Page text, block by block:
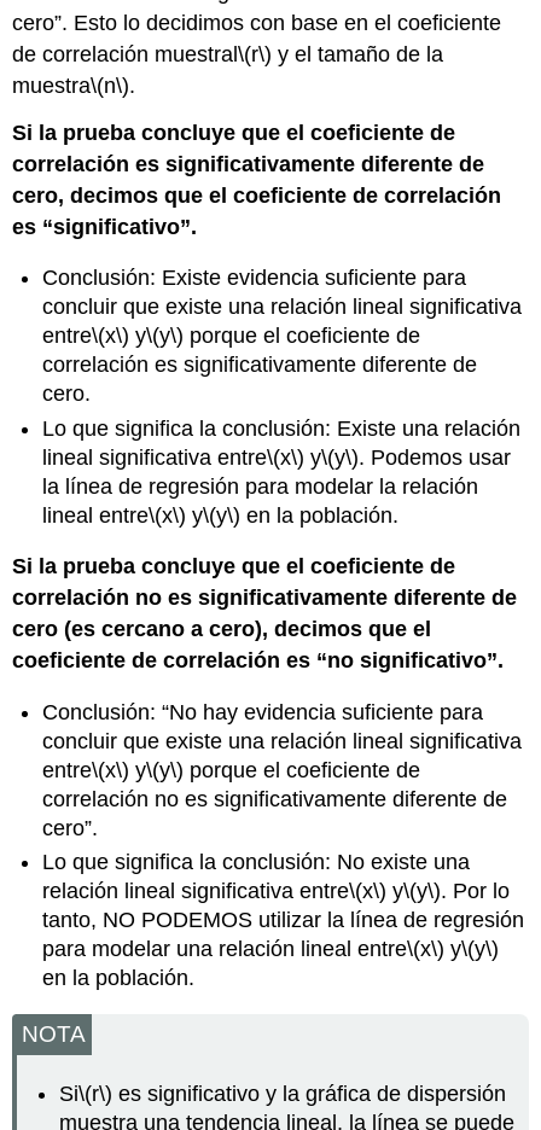
cero”. Esto lo decidimos con base en el coeficiente
de correlación muestral\(r\) y el tamaño de la
muestra\(n\).
Si la prueba concluye que el coeficiente de
correlación es significativamente diferente de
cero, decimos que el coeficiente de correlación
es “significativo”.
Conclusión: Existe evidencia suficiente para
concluir que existe una relación lineal significativa
entre\(x\) y\(y\) porque el coeficiente de
correlación es significativamente diferente de
cero.
Lo que significa la conclusión: Existe una relación
lineal significativa entre\(x\) y\(y\). Podemos usar
la línea de regresión para modelar la relación
lineal entre\(x\) y\(y\) en la población.
Si la prueba concluye que el coeficiente de
correlación no es significativamente diferente de
cero (es cercano a cero), decimos que el
coeficiente de correlación es “no significativo”.
Conclusión: “No hay evidencia suficiente para
concluir que existe una relación lineal significativa
entre\(x\) y\(y\) porque el coeficiente de
correlación no es significativamente diferente de
cero”.
Lo que significa la conclusión: No existe una
relación lineal significativa entre\(x\) y\(y\). Por lo
tanto, NO PODEMOS utilizar la línea de regresión
para modelar una relación lineal entre\(x\) y\(y\)
en la población.
NOTA
Si\(r\) es significativo y la gráfica de dispersión
muestra una tendencia lineal, la línea se puede